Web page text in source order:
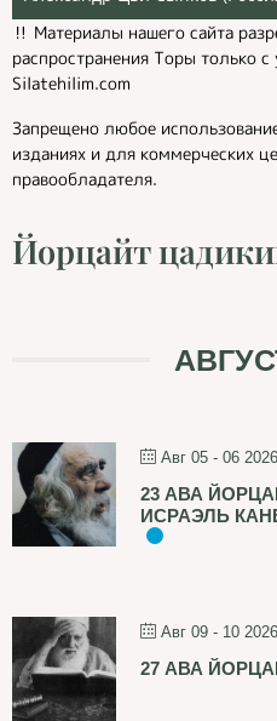
‼️ Материалы нашего сайта
распространения Торы только
Silatehilim.com
Запрещено любое
изданиях и для коммерческих
правообладателя.
Йорцайт
Авг 05 - 06 2026
23 АВА
ИСРАЭЛЬ
Авг 09 - 10 2026
27 АВА